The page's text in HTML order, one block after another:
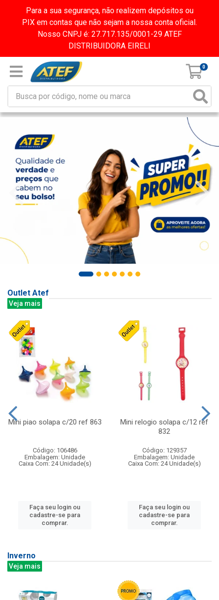
Para a sua segurança, não realizem depósitos ou
PIX em contas que não sejam a nossa conta oficial.
Nosso CNPJ é: 27.717.135/0001-29 ATEF
DISTRIBUIDORA EIRELI
0
Outlet Atef
Veja mais
Mini piao solapa c/20 ref 863
Código: 106486
Embalagem: Unidade
Caixa Com: 24 Unidade(s)
Faça seu login ou
cadastre-se para
comprar.
Mini relogio solapa c/12 ref
832
Código: 129357
Embalagem: Unidade
Caixa Com: 24 Unidade(s)
Faça seu login ou
cadastre-se para
comprar.
Inverno
Veja mais